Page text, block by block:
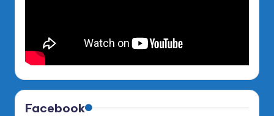
Facebook